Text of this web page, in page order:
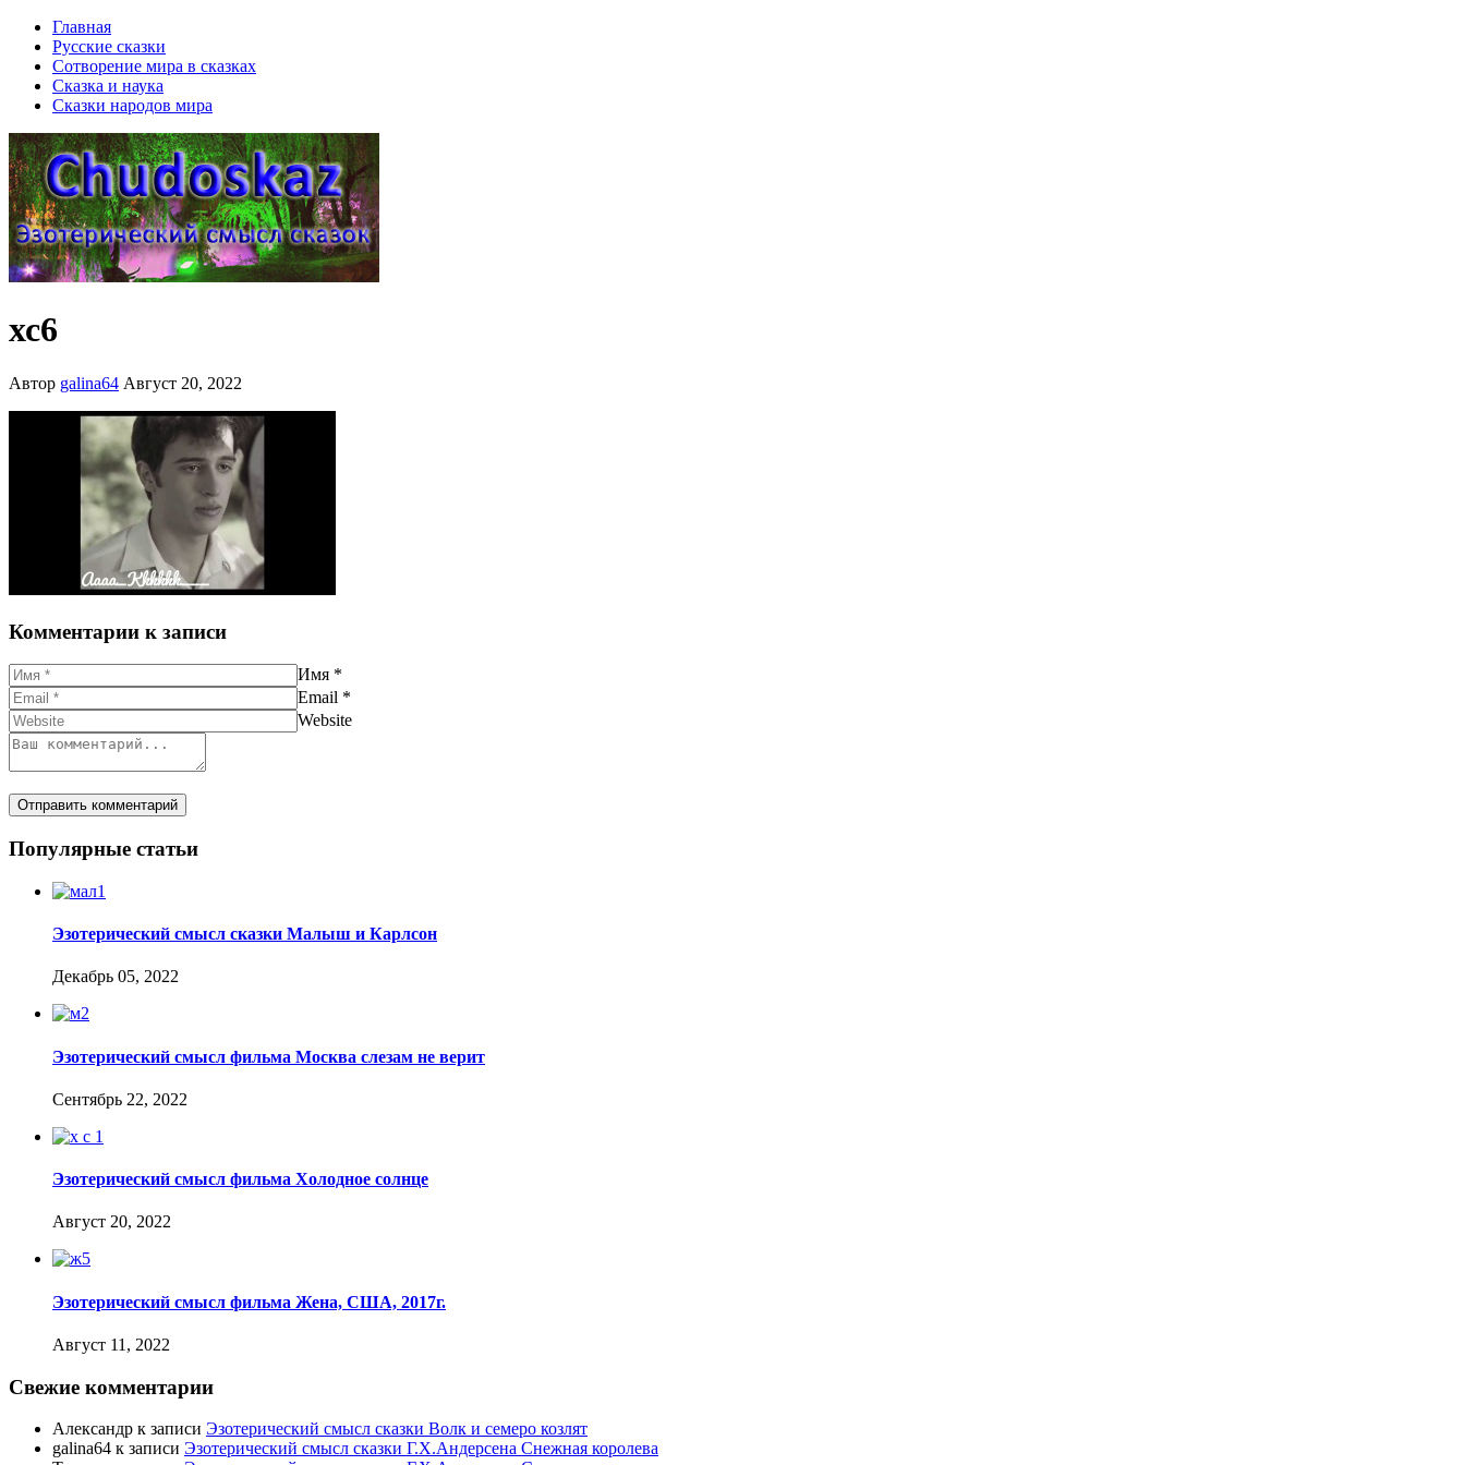
Главная
Русские сказки
Сотворение мира в сказках
Сказка и наука
Сказки народов мира
хс6
Автор galina64 Август 20, 2022
Комментарии к записи
Имя *
Email *
Website
Популярные статьи
Эзотерический смысл сказки Малыш и Карлсон
Декабрь 05, 2022
Эзотерический смысл фильма Москва слезам не верит
Сентябрь 22, 2022
Эзотерический смысл фильма Холодное солнце
Август 20, 2022
Эзотерический смысл фильма Жена, США, 2017г.
Август 11, 2022
Свежие комментарии
Александр к записи Эзотерический смысл сказки Волк и семеро козлят
galina64 к записи Эзотерический смысл сказки Г.Х.Андерсена Снежная королева